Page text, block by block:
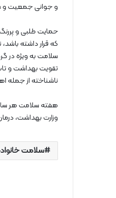
و جوانی جمعیت و
حمایت طلبی و
که قرار داشته
سلامت به ویژه در
تقویت بهداشت و
ناشناخته از
هفته سلامت هر
وزارت بهداشت،
سلامت